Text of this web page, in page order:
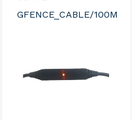
GFENCE_CABLE/100M